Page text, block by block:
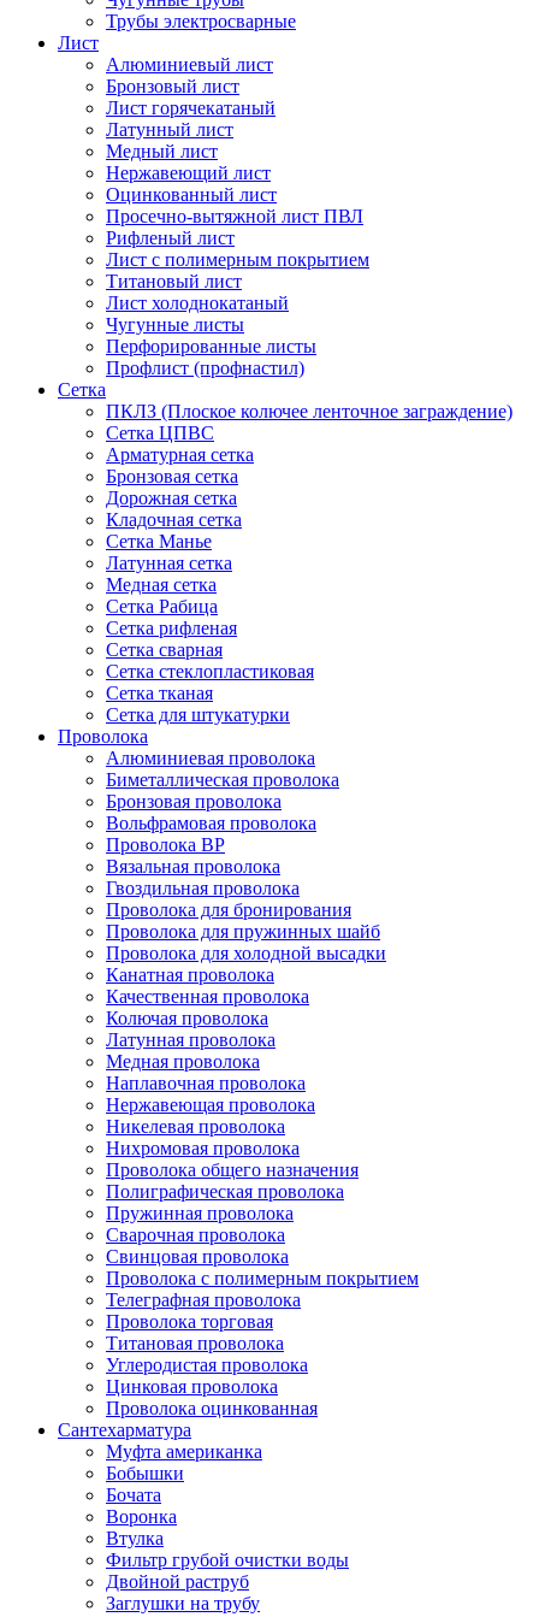
Трубы электросварные
Лист
Алюминиевый лист
Бронзовый лист
Лист горячекатаный
Латунный лист
Медный лист
Нержавеющий лист
Оцинкованный лист
Просечно-вытяжной лист ПВЛ
Рифленый лист
Лист с полимерным покрытием
Титановый лист
Лист холоднокатаный
Чугунные листы
Перфорированные листы
Профлист (профнастил)
Сетка
ПКЛЗ (Плоское колючее ленточное заграждение)
Сетка ЦПВС
Арматурная сетка
Бронзовая сетка
Дорожная сетка
Кладочная сетка
Сетка Манье
Латунная сетка
Медная сетка
Сетка Рабица
Сетка рифленая
Сетка сварная
Сетка стеклопластиковая
Сетка тканая
Сетка для штукатурки
Проволока
Алюминиевая проволока
Биметаллическая проволока
Бронзовая проволока
Вольфрамовая проволока
Проволока ВР
Вязальная проволока
Гвоздильная проволока
Проволока для бронирования
Проволока для пружинных шайб
Проволока для холодной высадки
Канатная проволока
Качественная проволока
Колючая проволока
Латунная проволока
Медная проволока
Наплавочная проволока
Нержавеющая проволока
Никелевая проволока
Нихромовая проволока
Проволока общего назначения
Полиграфическая проволока
Пружинная проволока
Сварочная проволока
Свинцовая проволока
Проволока с полимерным покрытием
Телеграфная проволока
Проволока торговая
Титановая проволока
Углеродистая проволока
Цинковая проволока
Проволока оцинкованная
Сантехарматура
Муфта американка
Бобышки
Бочата
Воронка
Втулка
Фильтр грубой очистки воды
Двойной раструб
Заглушки на трубу